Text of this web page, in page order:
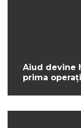
Aiud devine
prima